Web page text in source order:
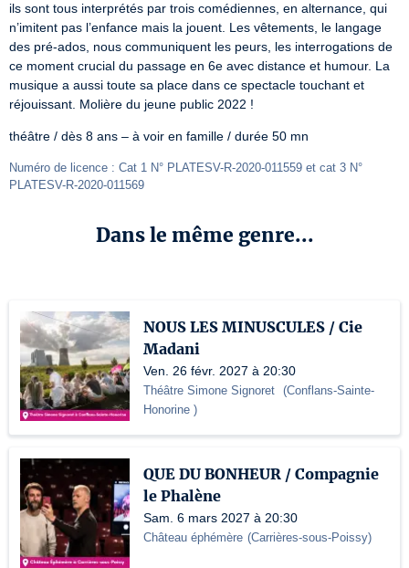
ils sont tous interprétés par trois comédiennes, en alternance, qui
n’imitent pas l’enfance mais la jouent. Les vêtements, le langage
des pré-ados, nous communiquent les peurs, les interrogations de
ce moment crucial du passage en 6e avec distance et humour. La
musique a aussi toute sa place dans ce spectacle touchant et
réjouissant. Molière du jeune public 2022 !
théâtre / dès 8 ans – à voir en famille / durée 50 mn
Numéro de licence : Cat 1 N° PLATESV-R-2020-011559 et cat 3 N°
PLATESV-R-2020-011569
Dans le même genre...
NOUS LES MINUSCULES / Cie
Madani
Ven. 26 févr. 2027 à 20:30
Théâtre Simone Signoret (Conflans-Sainte-
Honorine )
QUE DU BONHEUR / Compagnie
le Phalène
Sam. 6 mars 2027 à 20:30
Château éphémère (Carrières-sous-Poissy)